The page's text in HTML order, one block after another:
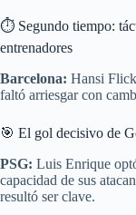
⏱️ Segundo tiempo:
entrenadores
Barcelona: Hansi
faltó arriesgar con
🎯 El gol decisivo de
PSG: Luis Enrique
capacidad de sus
resultó ser clave.